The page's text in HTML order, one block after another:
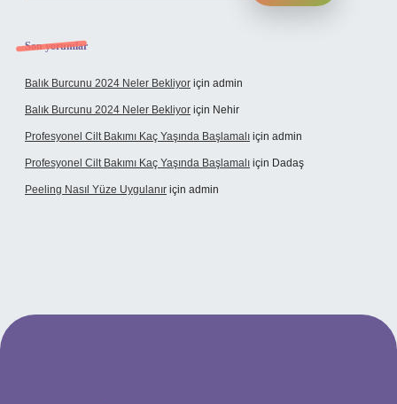
Son yorumlar
Balık Burcunu 2024 Neler Bekliyor için admin
Balık Burcunu 2024 Neler Bekliyor için Nehir
Profesyonel Cilt Bakımı Kaç Yaşında Başlamalı için admin
Profesyonel Cilt Bakımı Kaç Yaşında Başlamalı için Dadaş
Peeling Nasıl Yüze Uygulanır için admin